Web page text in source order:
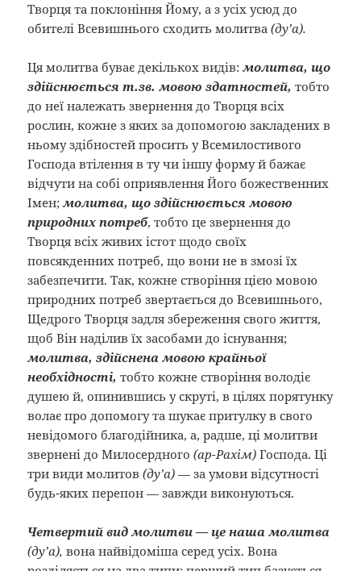
Творця та поклоніння Йому, а з усіх усюд до
обителі Всевишнього сходить молитва(ду’а).
Ця молитва буває декількох видів:молитва, що
здійснюється т.зв. мовою здатностей, тобто
до неї належать звернення до Творця всіх
рослин, кожне з яких за допомогою закладених в
ньому здібностей просить у Всемилостивого
Господа втілення в ту чи іншу форму й бажає
відчути на собі оприявлення Його божественних
Імен;молитва, що здійснюється мовою
природних потреб, тобто це звернення до
Творця всіх живих істот щодо своїх
повсякденних потреб, що вони не в змозі їх
забезпечити. Так, кожне створіння цією мовою
природних потреб звертається до Всевишнього,
Щедрого Творця задля збереження свого життя,
щоб Він наділив їх засобами до існування;
молитва, здійснена мовою крайньої
необхідності, тобто кожне створіння володіє
душею й, опинившись у скруті, в цілях порятунку
волає про допомогу та шукає притулку в свого
невідомого благодійника, а, радше, ці молитви
звернені до Милосердного(ар-Рахім) Господа. Ці
три види молитов(ду’а) — за умови відсутності
будь-яких перепон — завжди виконуються.
Четвертий вид молитви — це наша молитва
(ду’а),вона найвідоміша серед усіх. Вона